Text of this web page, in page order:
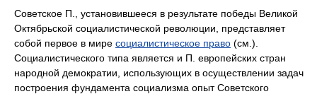
Советское П., установившееся в результате победы Великой
Октябрьской социалистической революции, представляет
собой первое в мире социалистическое право (см.).
Социалистического типа является и П. европейских стран
народной демократии, использующих в осуществлении задач
построения фундамента социализма опыт Советского